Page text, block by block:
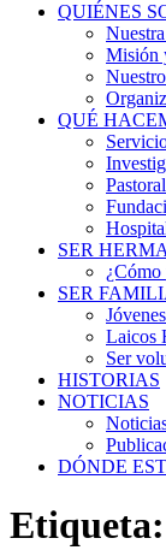
QUIÉNES
Misión
QUÉ
SER
¿Cómo
SER
Laicos
Ser
HISTORIAS
NOTICIAS
DÓNDE
Etiqueta: